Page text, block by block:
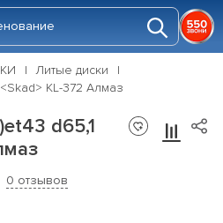
Литые диски
KL-372 Алмаз
d65,1
0 отзывов